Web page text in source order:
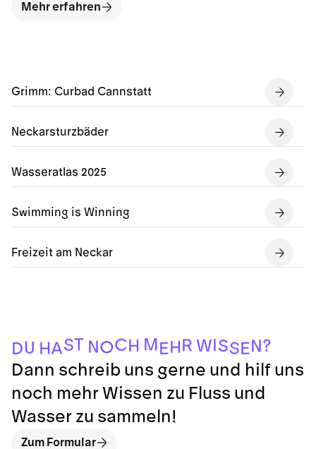
Grimm: Curbad Cannstatt
Neckarsturzbäder
Wasseratlas 2025
Swimming is Winning
Freizeit am Neckar
Mehr erfahren
DU HA
ST NOCH M
EHR WISSEN?
Dann schreib uns gerne und hilf uns
noch mehr Wissen zu Fluss und
Wasser zu sammeln!
Zum Formular